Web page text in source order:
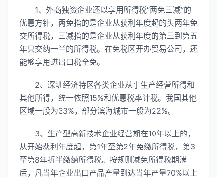
1、外商独资企业还以享用所得税“两免三减”的
优惠方针，两免指的是企业从获利年度起的头两年免
交所得税，三减指的是企业从获利年度的第三到第五
年只交纳一半的所得税。在免税区开办贸易公司，还
能够享用进出口税全免。
2、深圳经济特区各类企业从事生产经营所得和
其他所得，统一依照15%和优惠税率计税。我国其他
区域一般为33%，部分滨海城市一般为22%。
3、生产型高新技术企业经营期在10年以上的，
从开始获利年度起，第1年至第2年免缴所得税，第3
至第8年折半缴纳所得税。按规则减免所得税期满
后，凡当年企业出口产品产量到达当年产量70%以上